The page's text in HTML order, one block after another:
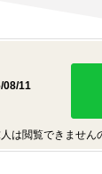
08/11
は閲覧できません